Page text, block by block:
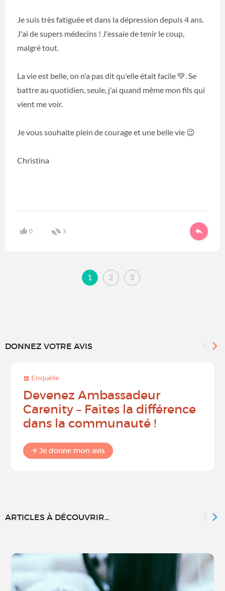
Je suis très fatiguée et dans la dépression depuis 4 ans.
J'ai de supers médecins ! J'essaie de tenir le coup,
malgré tout.
La vie est belle, on n'a pas dit qu'elle était facile 💚. Se
battre au quotidien, seule, j'ai quand même mon fils qui
vient me voir.
Je vous souhaite plein de courage et une belle vie 😉
Christina
0 3
1 2 3
DONNEZ VOTRE AVIS
Enquête
Devenez Ambassadeur
Carenity – Faites la différence
dans la communauté !
Je donne mon avis
ARTICLES À DÉCOUVRIR...